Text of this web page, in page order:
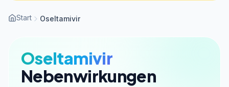
Start Oseltamivir
Oseltamivir
Nebenwirkungen